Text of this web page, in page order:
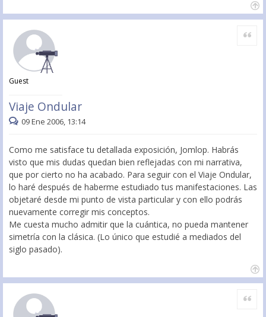
Guest
Viaje Ondular
Citar
09 Ene 2006, 13:14
Como me satisface tu detallada exposición, Jomlop. Habrás
visto que mis dudas quedan bien reflejadas con mi narrativa,
que por cierto no ha acabado. Para seguir con el Viaje Ondular,
lo haré después de haberme estudiado tus manifestaciones. Las
objetaré desde mi punto de vista particular y con ello podrás
nuevamente corregir mis conceptos.
Me cuesta mucho admitir que la cuántica, no pueda mantener
simetría con la clásica. (Lo único que estudié a mediados del
siglo pasado).
Citar